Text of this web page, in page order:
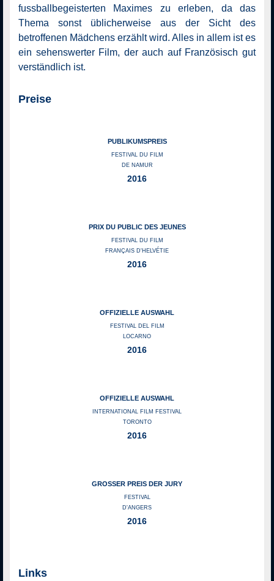
fussballbegeisterten Maximes zu erleben, da das
Thema sonst üblicherweise aus der Sicht des
betroffenen Mädchens erzählt wird. Alles in allem ist es
ein sehenswerter Film, der auch auf Französisch gut
verständlich ist.
Preise
PUBLIKUMSPREIS
FESTIVAL DU FILM
DE NAMUR
2016
PRIX DU PUBLIC DES JEUNES
FESTIVAL DU FILM
FRANÇAIS D'HELVÉTIE
2016
OFFIZIELLE AUSWAHL
FESTIVAL DEL FILM
LOCARNO
2016
OFFIZIELLE AUSWAHL
INTERNATIONAL FILM FESTIVAL
TORONTO
2016
GROSSER PREIS DER JURY
FESTIVAL
D'ANGERS
2016
Links